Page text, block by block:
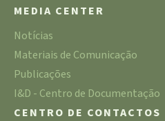
MEDIA CENTER
Notícias
Materiais de Comunicação
Publicações
I&D - Centro de Documentação
CENTRO DE CONTACTOS